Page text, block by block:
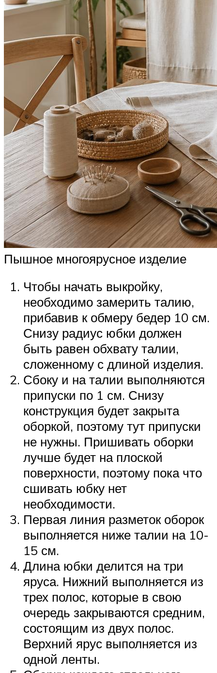
Пышное многоярусное изделие
Чтобы начать выкройку,
необходимо замерить талию,
прибавив к обмеру бедер 10 см.
Снизу радиус юбки должен
быть равен обхвату талии,
сложенному с длиной изделия.
Сбоку и на талии выполняются
припуски по 1 см. Снизу
конструкция будет закрыта
оборкой, поэтому тут припуски
не нужны. Пришивать оборки
лучше будет на плоской
поверхности, поэтому пока что
сшивать юбку нет
необходимости.
Первая линия разметок оборок
выполняется ниже талии на 10-
15 см.
Длина юбки делится на три
яруса. Нижний выполняется из
трех полос, которые в свою
очередь закрываются средним,
состоящим из двух полос.
Верхний ярус выполняется из
одной ленты.